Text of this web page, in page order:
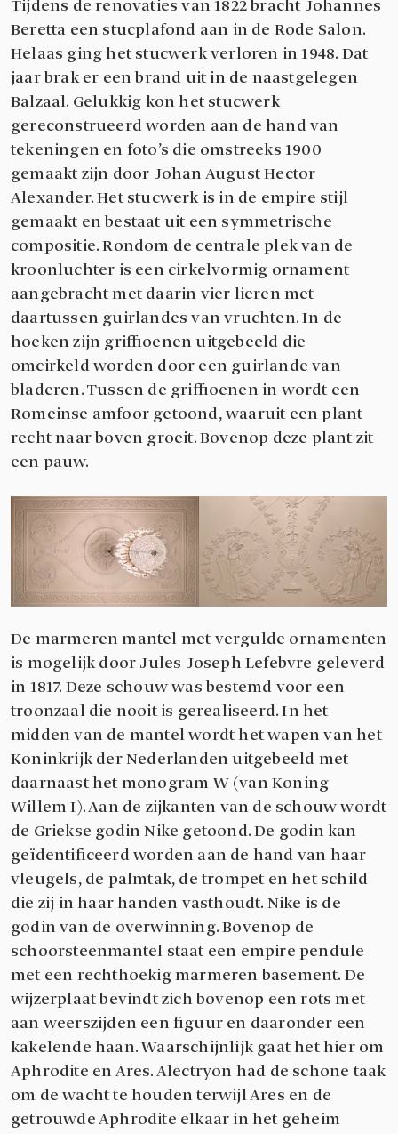
Tijdens de renovaties van 1822 bracht Johannes
Beretta een stucplafond aan in de Rode Salon.
Helaas ging het stucwerk verloren in 1948. Dat
jaar brak er een brand uit in de naastgelegen
Balzaal. Gelukkig kon het stucwerk
gereconstrueerd worden aan de hand van
tekeningen en foto’s die omstreeks 1900
gemaakt zijn door Johan August Hector
Alexander. Het stucwerk is in de empire stijl
gemaakt en bestaat uit een symmetrische
compositie. Rondom de centrale plek van de
kroonluchter is een cirkelvormig ornament
aangebracht met daarin vier lieren met
daartussen guirlandes van vruchten. In de
hoeken zijn griffioenen uitgebeeld die
omcirkeld worden door een guirlande van
bladeren. Tussen de griffioenen in wordt een
Romeinse amfoor getoond, waaruit een plant
recht naar boven groeit. Bovenop deze plant zit
een pauw.
De marmeren mantel met vergulde ornamenten
is mogelijk door Jules Joseph Lefebvre geleverd
in 1817. Deze schouw was bestemd voor een
troonzaal die nooit is gerealiseerd. In het
midden van de mantel wordt het wapen van het
Koninkrijk der Nederlanden uitgebeeld met
daarnaast het monogram W (van Koning
Willem I). Aan de zijkanten van de schouw wordt
de Griekse godin Nike getoond. De godin kan
geïdentificeerd worden aan de hand van haar
vleugels, de palmtak, de trompet en het schild
die zij in haar handen vasthoudt. Nike is de
godin van de overwinning. Bovenop de
schoorsteenmantel staat een empire pendule
met een rechthoekig marmeren basement. De
wijzerplaat bevindt zich bovenop een rots met
aan weerszijden een figuur en daaronder een
kakelende haan. Waarschijnlijk gaat het hier om
Aphrodite en Ares. Alectryon had de schone taak
om de wacht te houden terwijl Ares en de
getrouwde Aphrodite elkaar in het geheim